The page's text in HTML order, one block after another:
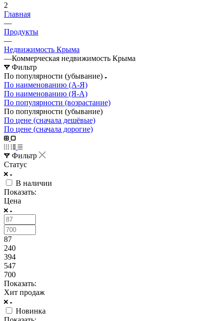
2
Главная
—
Продукты
—
Недвижимость Крыма
—Коммерческая недвижимость Крыма
Фильтр
По популярности (убывание)
По наименованию (А-Я)
По наименованию (Я-А)
По популярности (возрастание)
По популярности (убывание)
По цене (сначала дешёвые)
По цене (сначала дорогие)
Фильтр
Статус
В наличии
Показать:
Цена
87
240
394
547
700
Показать:
Хит продаж
Новинка